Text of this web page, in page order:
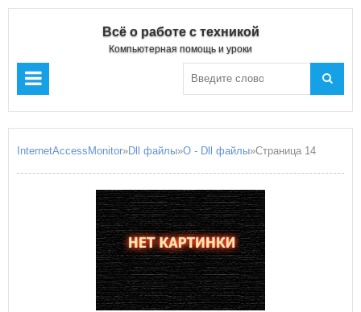
Всё о работе с техникой
Компьютерная помощь и уроки
InternetAccessMonitor»Dll файлы»O - Dll файлы»Страница 14